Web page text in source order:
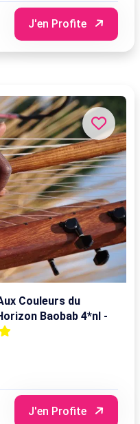
J'en Profite
Couleurs du
Baobab 4*nl -
J'en Profite